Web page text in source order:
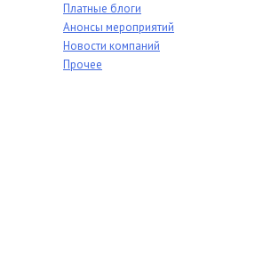
Платные блоги
Анонсы мероприятий
Новости компаний
Прочее